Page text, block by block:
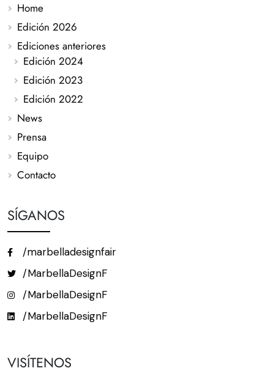
Home
Edición 2026
Ediciones anteriores
Edición 2024
Edición 2023
Edición 2022
News
Prensa
Equipo
Contacto
SÍGANOS
/marbelladesignfair
/MarbellaDesignF
/MarbellaDesignF
/MarbellaDesignF
VISÍTENOS